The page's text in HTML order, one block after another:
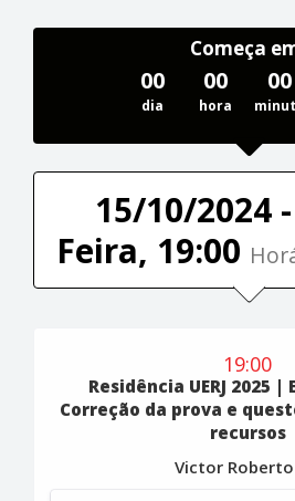
Começa
00
dia
00
hora
00
15/10/2024
Feira, 19:00
19:00
Residência UERJ 2025
Correção da prova e
recursos
Victor Roberto